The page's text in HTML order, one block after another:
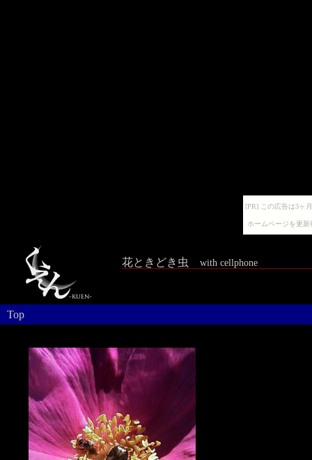
[PR] この広告は3ヶ
ホームページを更
花ときどき虫 with cellphone
Top